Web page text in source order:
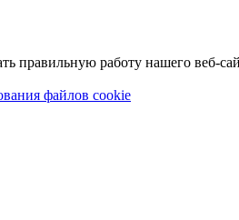
правильную работу нашего веб-
файлов cookie